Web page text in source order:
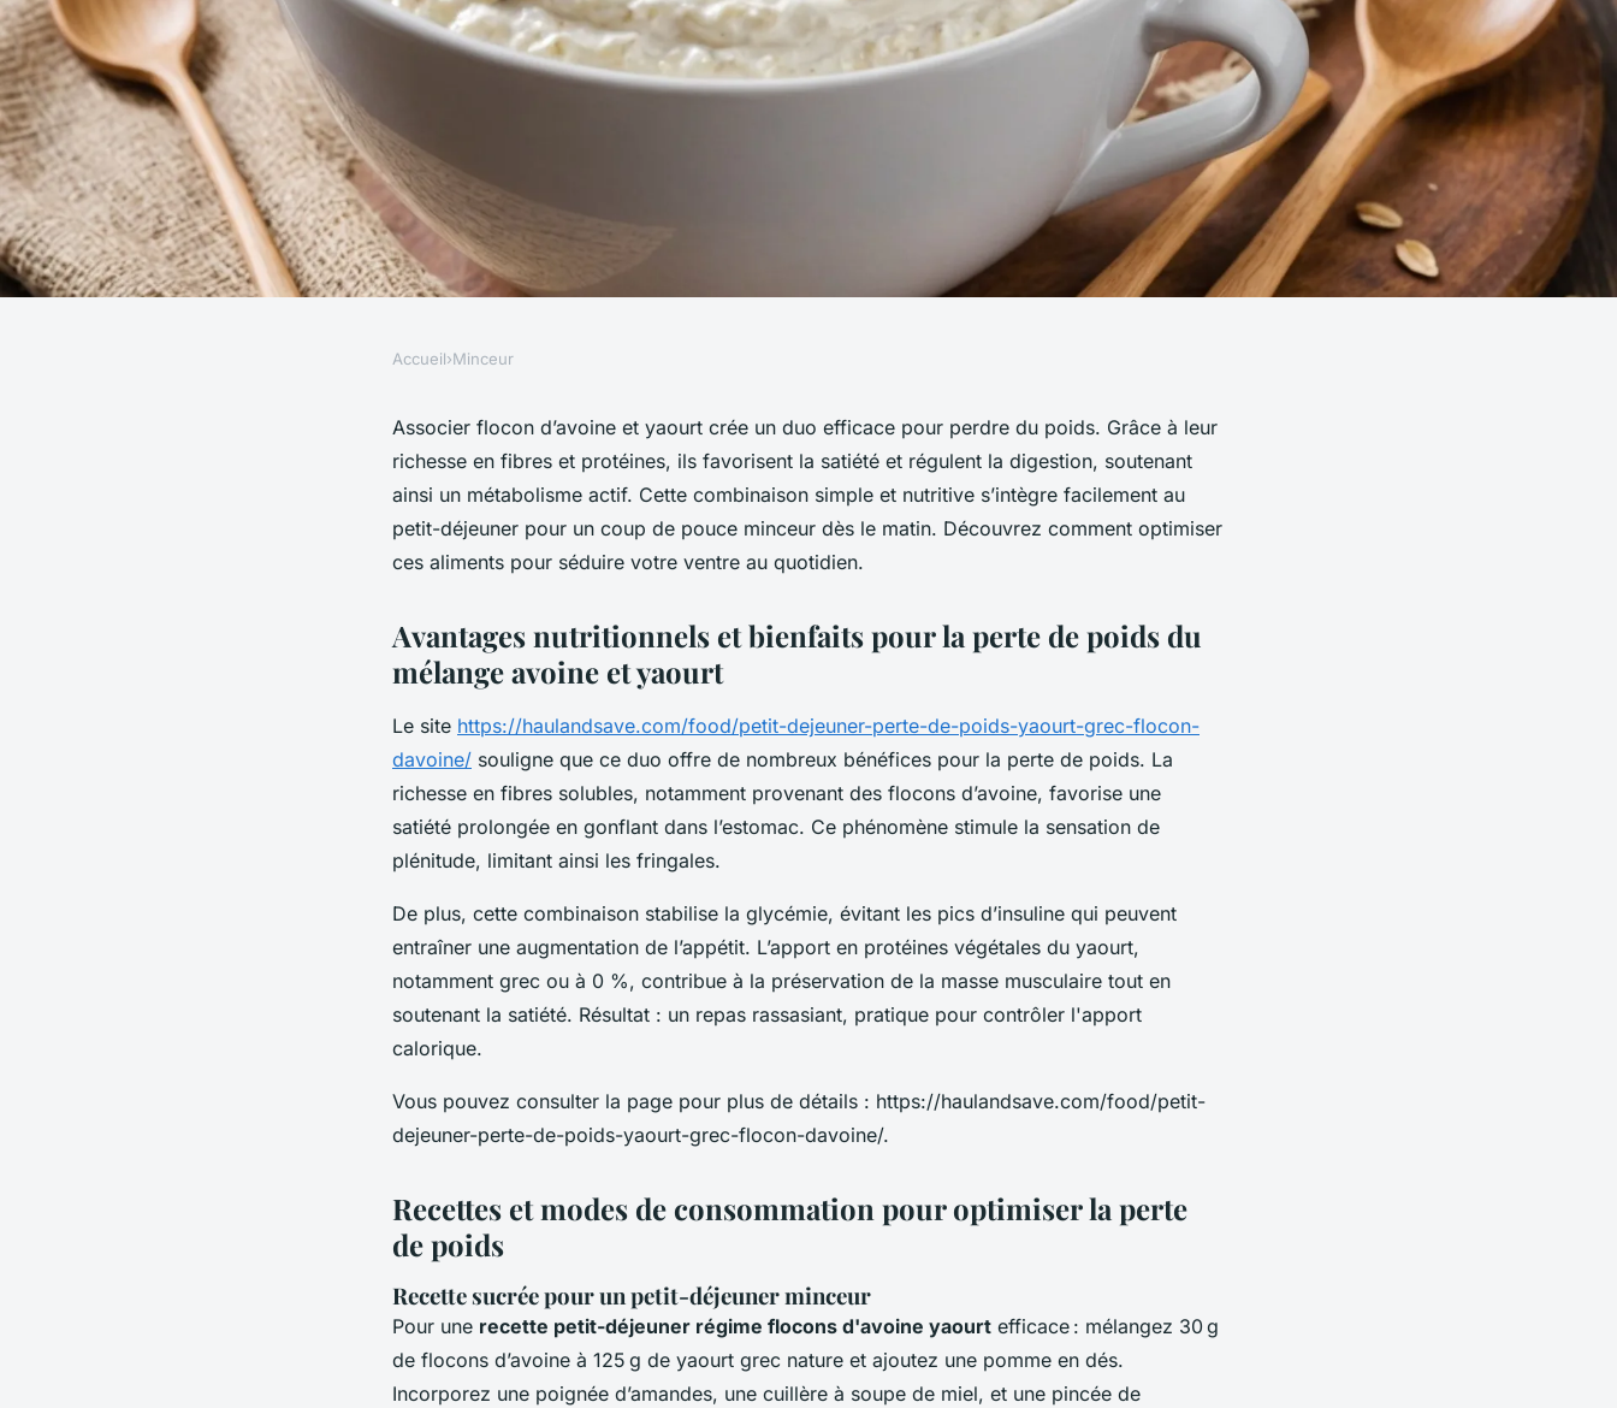
Séduisez votre ventre : flocon d'avoine
et yaourt pour maigrir !
Accueil›Minceur
Associer flocon d’avoine et yaourt crée un duo efficace pour perdre du poids. Grâce à leur
richesse en fibres et protéines, ils favorisent la satiété et régulent la digestion, soutenant
ainsi un métabolisme actif. Cette combinaison simple et nutritive s’intègre facilement au
petit-déjeuner pour un coup de pouce minceur dès le matin. Découvrez comment optimiser
ces aliments pour séduire votre ventre au quotidien.
Avantages nutritionnels et bienfaits pour la perte de poids du
mélange avoine et yaourt
Le site https://haulandsave.com/food/petit-dejeuner-perte-de-poids-yaourt-grec-flocon-
davoine/ souligne que ce duo offre de nombreux bénéfices pour la perte de poids. La
richesse en fibres solubles, notamment provenant des flocons d’avoine, favorise une
satiété prolongée en gonflant dans l’estomac. Ce phénomène stimule la sensation de
plénitude, limitant ainsi les fringales.
De plus, cette combinaison stabilise la glycémie, évitant les pics d’insuline qui peuvent
entraîner une augmentation de l’appétit. L’apport en protéines végétales du yaourt,
notamment grec ou à 0 %, contribue à la préservation de la masse musculaire tout en
soutenant la satiété. Résultat : un repas rassasiant, pratique pour contrôler l'apport
calorique.
Vous pouvez consulter la page pour plus de détails : https://haulandsave.com/food/petit-
dejeuner-perte-de-poids-yaourt-grec-flocon-davoine/.
Recettes et modes de consommation pour optimiser la perte
de poids
Recette sucrée pour un petit-déjeuner minceur
Pour une recette petit-déjeuner régime flocons d'avoine yaourt efficace : mélangez 30 g
de flocons d’avoine à 125 g de yaourt grec nature et ajoutez une pomme en dés.
Incorporez une poignée d’amandes, une cuillère à soupe de miel, et une pincée de